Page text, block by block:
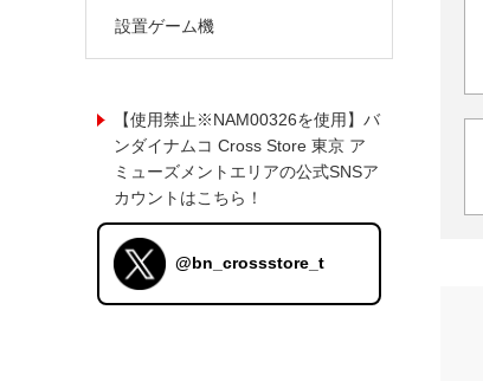
設置ゲーム機
【使用禁止※NAM00326を使用】バ
ンダイナムコ Cross Store 東京 ア
ミューズメントエリアの公式SNSア
カウントはこちら！
@bn_crossstore_t